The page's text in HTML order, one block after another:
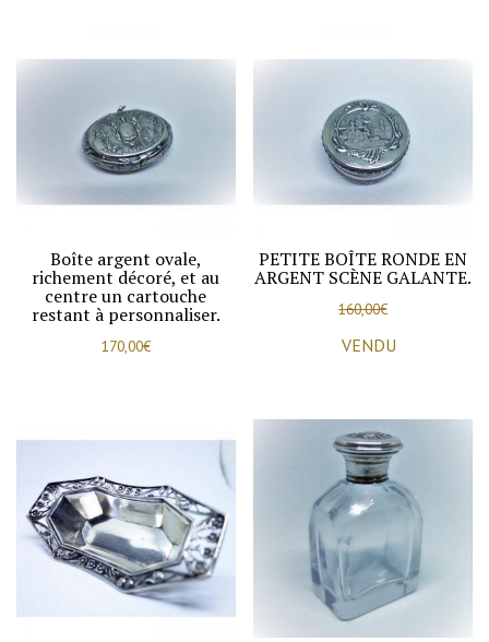
végétal,
Boîte argent ovale,
richement décoré, et au
centre un cartouche
restant à personnaliser.
170,00€
PETITE BOÎTE RONDE EN
ARGENT SCÈNE GALANTE.
160,00€
VENDU